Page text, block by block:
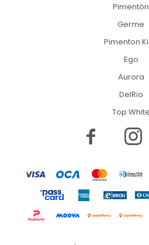
Pimentón
Germe
Pimenton
Ego
Aurora
DelRio
Top White
 